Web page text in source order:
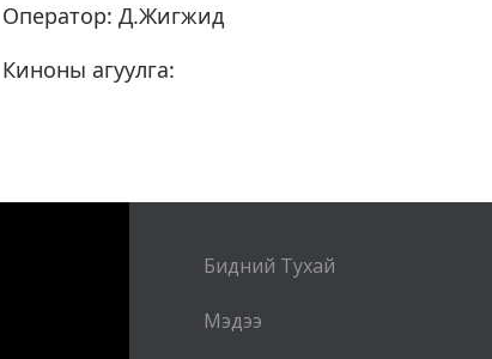
Оператор: Д.Жигжид
Киноны агуулга:
Бидний Тухай
Мэдээ